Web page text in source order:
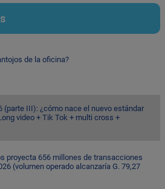
de la oficina?
(parte III): ¿cómo nace el nuevo estándar
video + Tik Tok + multi cross +
proyecta 656 millones de transacciones
(volumen operado alcanzaría G. 79,27